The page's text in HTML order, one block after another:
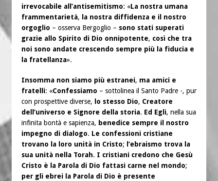
irrevocabile all’antisemitismo: «La nostra umana
frammentarietà,
la nostra diffidenza e il nostro
orgoglio – osserva Bergoglio – sono stati superati
grazie allo Spirito di Dio onnipotente, così che tra
noi sono andate crescendo sempre più la fiducia e
la fratellanza».
Insomma non siamo più estranei, ma amici e
fratelli: «Confessiamo – sottolinea il Santo Padre -, pur
con prospettive diverse,
lo stesso Dio, Creatore
dell’universo e Signore della storia. Ed Egli, nella sua
infinita bontà e sapienza, benedice sempre il nostro
impegno di dialogo. Le confessioni cristiane
trovano la loro unità in Cristo; l’ebraismo trova la
sua unità nella Torah. I cristiani credono che Gesù
Cristo è la Parola di Dio fattasi carne nel mondo;
per gli ebrei la Parola di Dio è presente